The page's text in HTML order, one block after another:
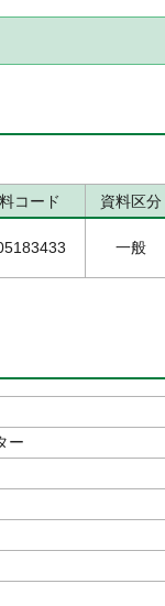
コード 資料区分
一般
ー